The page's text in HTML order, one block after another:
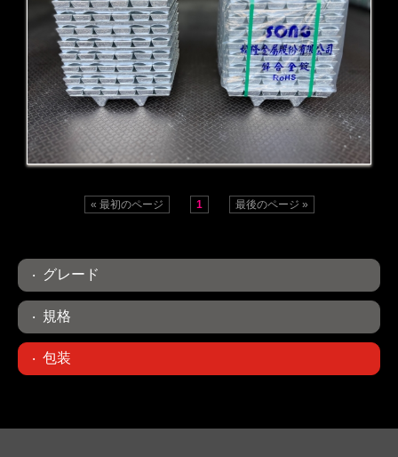
製品の包装
« 最初のページ 1 最後のページ »
グレード
規格
包装